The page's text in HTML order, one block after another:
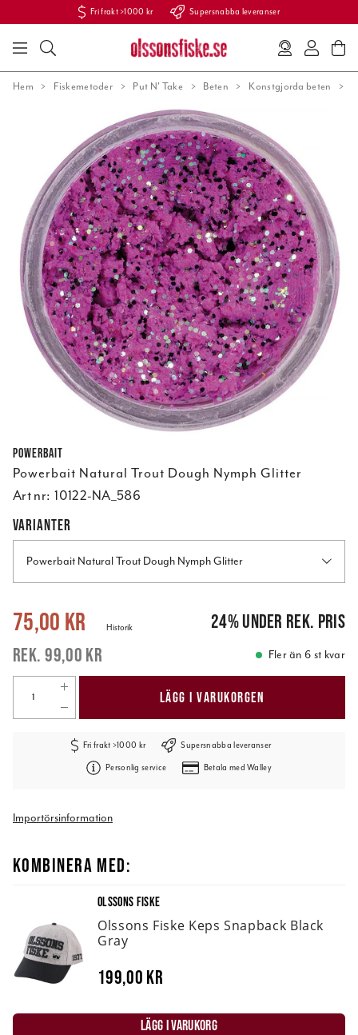
Fri frakt >1000 kr Supersnabba leveranser
Hem Fiskemetoder Put N' Take Beten Konstgjorda beten
Powerbait
Powerbait Natural Trout Dough Nymph Glitter
Art nr: 10122-NA_586
VARIANTER
Powerbait Natural Trout Dough Nymph Glitter
Nuvarande pris: 99,00 kr
75,00 kr
99,00 kr
Historik 24%under rek. pris
Fler än 6 st kvar
LÄGG I VARUKORGEN
Fri frakt >1000 kr Supersnabba leveranser
Personlig service Betala med Walley
Importörsinformation
KOMBINERA MED:
OLSSONS FISKE
Olssons Fiske Keps Snapback Black
Gray
199,00 kr
LÄGG I VARUKORG